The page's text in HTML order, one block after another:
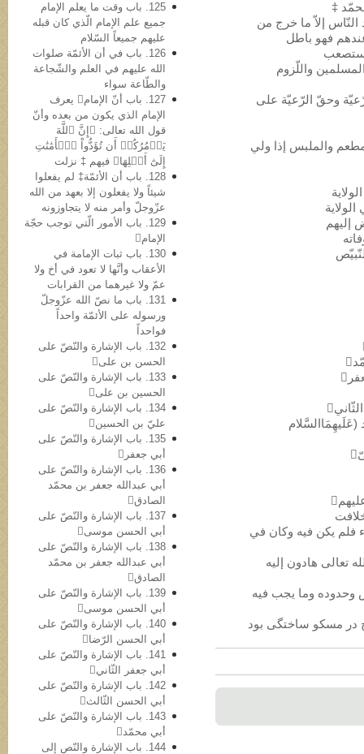
إلاّ ما خرج من
فهو باطل
المسلمین واللّزوم
وحقّ الرّعیّة علی
والملبس إذا ولي
فلم یکن فیه وکان في
125. باب وقت ما یعلم الإمام
جمیع علم الإمام الّذي کان قبله
علیهم جمیعاً السّلام
126. باب في أن الأئمّة صلوات
الله علیهم في العلم والشّجاعة
والطّاعة سواء
127. باب أنّ الإمام یعرف
الإمام الذي یکون من بعده وأنّ
قول الله تعالى: ﴿إِنَّ ٱللَّهَ
يَأۡمُرُكُمۡ أَن تُؤَدُّواْ ٱلۡأَمَٰنَٰتِ
إِلَىٰٓ أَهۡلِهَا﴾ فیهم ‡ نزلت
128. باب أن الأئمّة‡ لم یفعلوا
شیئاً ولا یفعلون إلا بعهد من الله
عزّوجلّ وأمر منه لا یتجاوزونه
129. باب الأمور الّتي توجب حجّة
الإمام
130. باب ثبات الإمامة في
الأعقاب وأنَّها لا تعود في أخ ولا
عمّ ولا غیرهما من القرابات
131. باب ما نصّ الله عزّوجلّ
ورسوله علی الأئمّة واحداً
فواحداً
132. باب الإشارة والنّصّ على
الحسن بن علی
133. باب الإشارة والنّصّ علی
الحسین بن علی
134. باب الإشارة والنّصّ علی
عليّ بن الحسین
135. باب الإشارة والنّصّ علی
أبي جعفر
136. باب الإشارة والنّصّ علی
أبي عبدالله جعفر بن محمّد
الصادق
137. باب الإشارة والنّصّ علی
أبي الحسن موسی
138. باب الإشارة والنّصّ علی
أبي عبدالله جعفر بن محمّد
الصادق
139. باب الإشارة والنّصّ علی
أبي الحسن موسی
140. باب الإشارة والنّصّ علی
أبي الحسن الرّضا
141. باب الإشارة والنّصّ علی
أبي جعفر الثّاني
142. باب الإشارة والنّصّ علی
أبي الحسن الثّالث
143. باب الإشارة والنّصّ علی
أبي محمّد
144. باب الإشارة والنّصِ إلی